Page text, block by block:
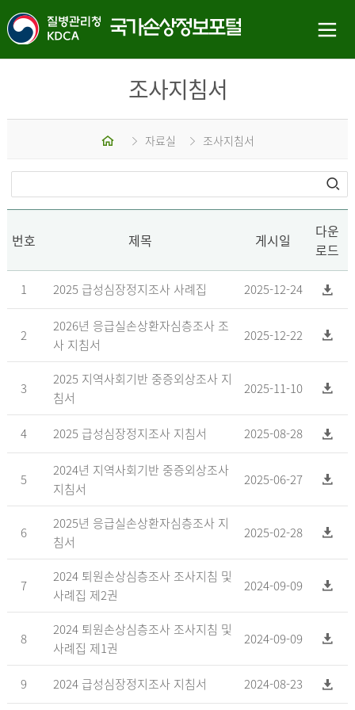
조사지침서
홈 자료실 조사지침서
번호 제목 게시일
다운
로드
1 2025 급성심장정지조사 사례집 2025-12-24
2
2026년 응급실손상환자심층조사 조
사 지침서
2025-12-22
3
2025 지역사회기반 중증외상조사 지
침서
2025-11-10
4 2025 급성심장정지조사 지침서 2025-08-28
5
2024년 지역사회기반 중증외상조사
지침서
2025-06-27
6
2025년 응급실손상환자심층조사 지
침서
2025-02-28
7
2024 퇴원손상심층조사 조사지침 및
사례집 제2권
2024-09-09
8
2024 퇴원손상심층조사 조사지침 및
사례집 제1권
2024-09-09
9 2024 급성심장정지조사 지침서 2024-08-23